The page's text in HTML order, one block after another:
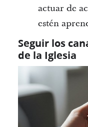
actuar de
estén
Seguir los
de la Iglesia